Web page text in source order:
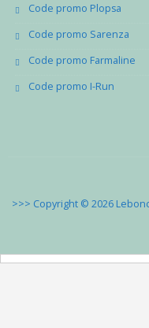
Code promo Plopsa
Code promo Sarenza
Code promo Farmaline
Code promo I-Run
>>> Copyright © 2026